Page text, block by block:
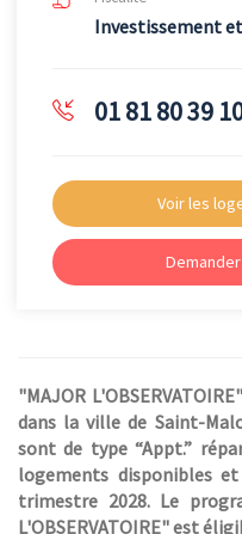
Investissement
01 81 80 39
Voir les
"MAJOR
dans la ville de Saint-
sont de type “Appt.”
logements disponibles
trimestre 2028. Le
L'OBSERVATOIRE" est